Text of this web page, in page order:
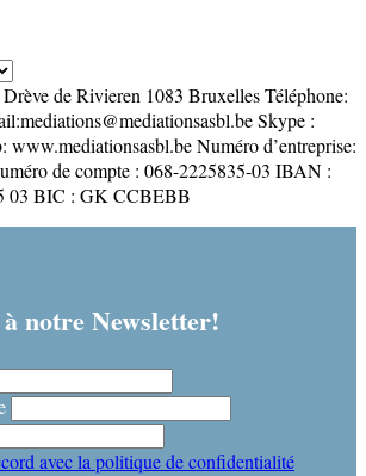
de Rivieren 1083 Bruxelles Téléphone:
Skype :
www.mediationsasbl.be Numéro d’entreprise:
de compte : 068-2225835-03 IBAN :
03 BIC : GK CCBEBB
notre Newsletter!
avec la politique de confidentialité